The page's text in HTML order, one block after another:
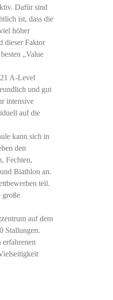
Dafür sind
ist, dass die
höher
dieser Faktor
„Value
A-Level
und gut
intensive
auf die
kann sich in
den
Fechten,
Biathlon an.
teil.
große
auf dem
Stallungen.